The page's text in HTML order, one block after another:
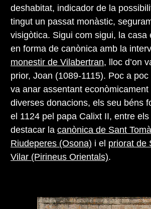
deshabitat, indicador de la
tingut un passat monàstic,
visigòtica. Sigui com sigui, la casa
en forma de canònica amb la
monestir de Vilabertran, lloc d’on
prior, Joan (1089-1115). Poc a
va anar assentant econòmicament
diverses donacions, els seu béns
el 1124 pel papa Calixt II, entre
destacar la canònica de Sant
Riudeperes (Osona) i el priorat de
Vilar (Pirineus Orientals).